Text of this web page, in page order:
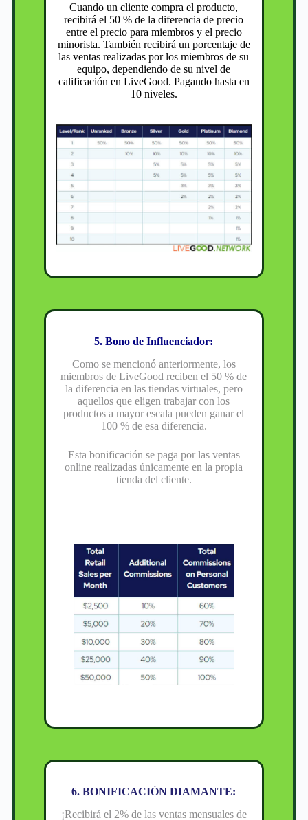
Cuando un cliente compra el producto,
recibirá el 50 % de la diferencia de precio
entre el precio para miembros y el precio
minorista. También recibirá un porcentaje de
las ventas realizadas por los miembros de su
equipo, dependiendo de su nivel de
calificación en LiveGood. Pagando hasta en
10 niveles.
5. Bono de Influenciador:
Como se mencionó anteriormente, los
miembros de LiveGood reciben el 50 % de
la diferencia en las tiendas virtuales, pero
aquellos que eligen trabajar con los
productos a mayor escala pueden ganar el
100 % de esa diferencia.
Esta bonificación se paga por las ventas
online realizadas únicamente en la propia
tienda del cliente.
6. BONIFICACIÓN DIAMANTE:
¡Recibirá el 2% de las ventas mensuales de